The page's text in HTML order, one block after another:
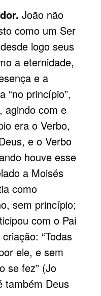
João não
como um Ser
logo seus
a eternidade,
e a
“no princípio”,
agindo com e
era o Verbo,
e o Verbo
houve esse
a Moisés
como
sem princípio;
com o Pai
“Todas
ele, e sem
se fez” (Jo
também Deus